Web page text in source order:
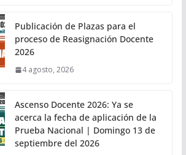
Publicación de Plazas para el
proceso de Reasignación Docente
2026
4 agosto, 2026
Ascenso Docente 2026: Ya se
acerca la fecha de aplicación de la
Prueba Nacional | Domingo 13 de
septiembre del 2026